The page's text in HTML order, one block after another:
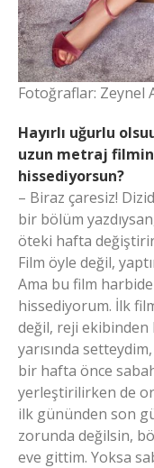
Fotoğraflar: Zeynel
Hayırlı uğurlu
uzun metraj filmin
hissediyorsun?
– Biraz çaresiz!
bir bölüm
öteki hafta
Film öyle değil,
Ama bu film
hissediyorum. İlk
değil, reji
yarısında
bir hafta önce
yerleştirilirken de
ilk gününden son
zorunda değilsin,
eve gittim. Yoksa